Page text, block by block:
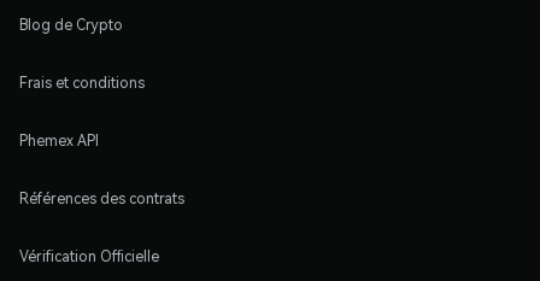
Blog de Crypto
Frais et conditions
Phemex API
Références des contrats
Vérification Officielle